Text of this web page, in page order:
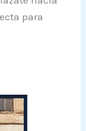
para